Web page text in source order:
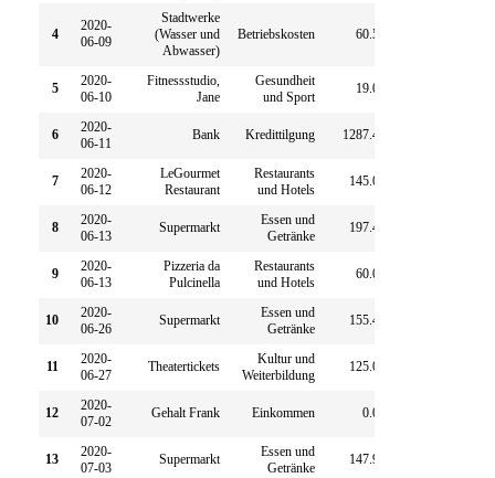
4
2020-
06-09
Stadtwerke
(Wasser und
Abwasser)
Betriebskosten 60.56
5
2020-
06-10
Fitnessstudio,
Jane
Gesundheit
und Sport
19.00
6
2020-
06-11
Bank Kredittilgung 1287.43
7
2020-
06-12
LeGourmet
Restaurant
Restaurants
und Hotels
145.00
8
2020-
06-13
Supermarkt
Essen und
Getränke
197.42
9
2020-
06-13
Pizzeria da
Pulcinella
Restaurants
und Hotels
60.00
10
2020-
06-26
Supermarkt
Essen und
Getränke
155.42
11
2020-
06-27
Theatertickets
Kultur und
Weiterbildung
125.00
12
2020-
07-02
Gehalt Frank Einkommen 0.00
13
2020-
07-03
Supermarkt
Essen und
Getränke
147.90